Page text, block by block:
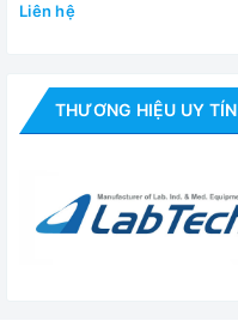
Liên hệ
THƯƠNG HIỆU UY TÍN